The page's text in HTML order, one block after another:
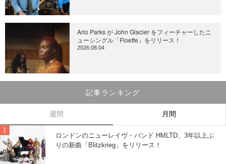
Arlo Parks が John Glacier をフィーチャーしたニ
ューシングル「Floette」をリリース！
2026.08.04
記事ランキング
週間 月間
ロンドンのニューレイヴ・バンド HMLTD、3年以上ぶ
りの新曲「Blitzkrieg」をリリース！